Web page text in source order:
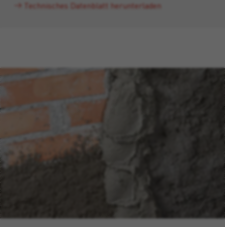
Technisches Datenblatt herunterladen